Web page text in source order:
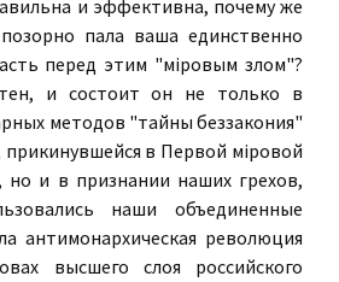
и эффективна, почему же
пала ваша единственно
перед этим "мiровым злом"?
и состоит он не только в
методов "тайны беззакония"
прикинувшейся в Первой мiровой
но и в признании наших грехов,
наши объединенные
антимонархическая революция
высшего слоя российского